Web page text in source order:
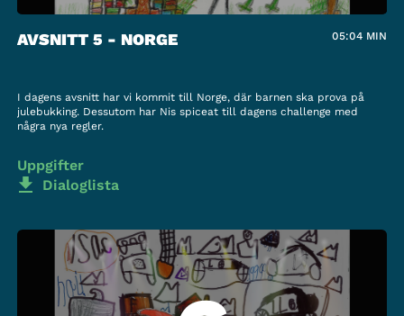
AVSNITT 5 - NORGE 05:04 MIN
I dagens avsnitt har vi kommit till Norge, där barnen ska prova på
julebukking. Dessutom har Nis spiceat till dagens challenge med
några nya regler.
Uppgifter
Dialoglista